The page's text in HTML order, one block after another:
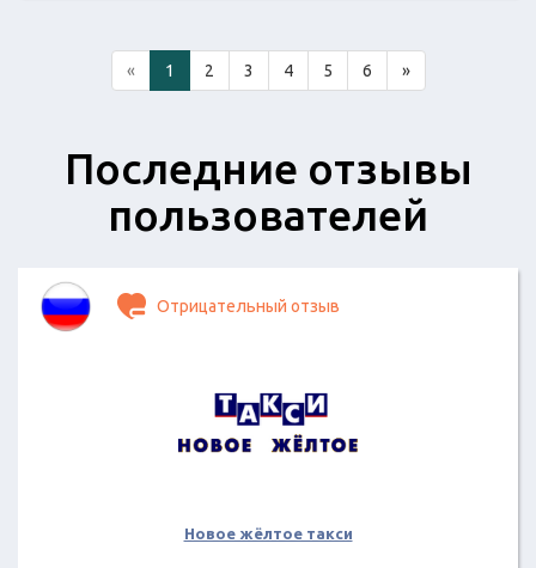
« 1 2 3 4 5 6 »
Последние отзывы
пользователей
Отрицательный отзыв
Новое жёлтое такси